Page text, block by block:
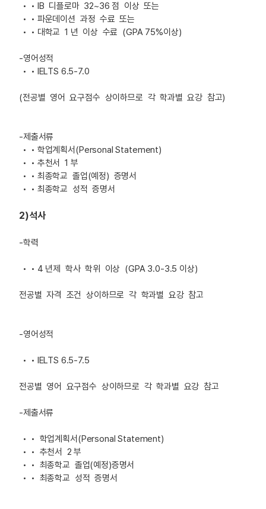
• IB 디플로마 32~36 점 이상 또는
• 파운데이션 과정 수료 또는
• 대학교 1 년 이상 수료 (GPA 75%이상)
-영어성적
• IELTS 6.5-7.0
(전공별 영어 요구점수 상이하므로 각 학과별 요강 참고)
-제출서류
• 학업계획서(Personal Statement)
• 추천서 1 부
• 최종학교 졸업(예정) 증명서
• 최종학교 성적 증명서
2)석사
-학력
• 4 년제 학사 학위 이상 (GPA 3.0-3.5 이상)
전공별 자격 조건 상이하므로 각 학과별 요강 참고
-영어성적
• IELTS 6.5-7.5
전공별 영어 요구점수 상이하므로 각 학과별 요강 참고
-제출서류
• 학업계획서(Personal Statement)
• 추천서 2 부
• 최종학교 졸업(예정)증명서
• 최종학교 성적 증명서